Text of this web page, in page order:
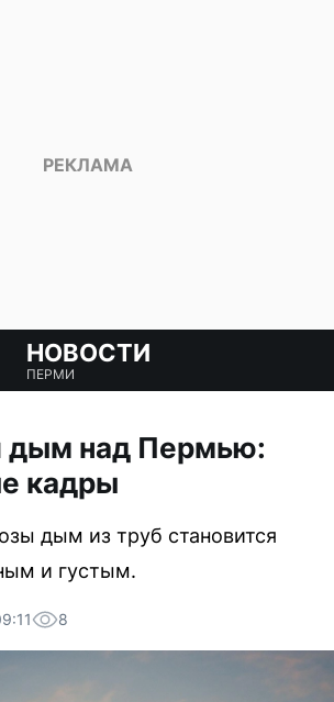
НОВОСТИ
ПЕРМИ
дым над Пермью:
кадры
дым из труб становится
и густым.
8